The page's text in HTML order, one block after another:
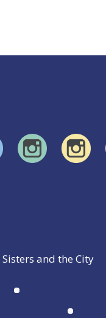
Sisters and the City